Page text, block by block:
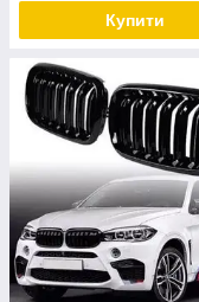
Купити